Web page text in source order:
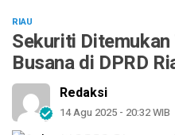
RIAU
Sekuriti
Busana di DPRD
Redaksi
14 Agu 2025 - 20:32 WIB